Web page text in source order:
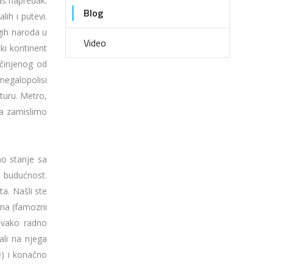
i putevi.
naroda u
kontinent
od
Metro,
zamislimo
stanje sa
Našli ste
(famozni
radno
na njega
i konačno
Blog
Video